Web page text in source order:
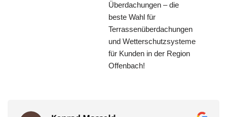
Überdachungen – die
beste Wahl für
Terrassenüberdachungen
und Wetterschutzsysteme
für Kunden in der Region
Offenbach!